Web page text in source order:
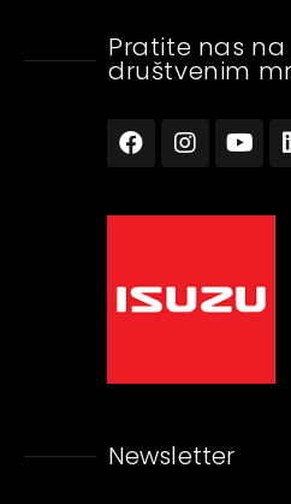
Pratite nas na
društvenim
Newsletter